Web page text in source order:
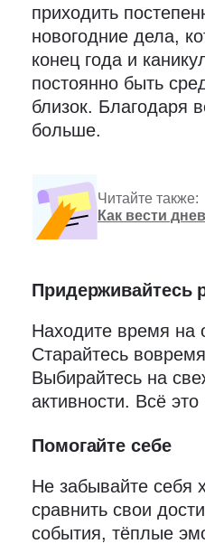
приходить
новогодние дела,
конец года и
постоянно быть
близок. Благодаря
больше.
Читайте также:
Как вести
Придерживайтесь
Находите время на
Старайтесь
Выбирайтесь на
активности. Всё
Помогайте себе
Не забывайте себя
сравнить свои
события, тёплые